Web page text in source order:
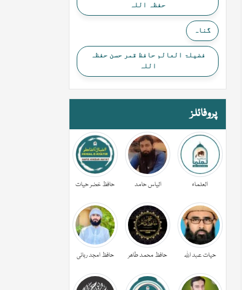
حفظہ اللہ
گناہ
فضیلۃ العالم حافظ قمر حسن حفظہ
اللہ
پروفائلز
العلماء الیاس حامد حافظ خضر حیات
حیات عبد اللہ حافظ محمد طاھر حافظ امجد ربانی